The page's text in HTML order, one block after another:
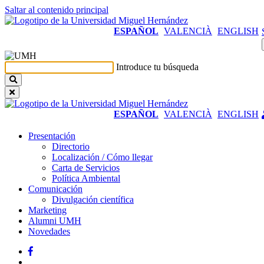
Saltar al contenido principal
ESPAÑOL VALENCIÀ ENGLISH
Introduce tu búsqueda
ESPAÑOL VALENCIÀ ENGLISH
Presentación
Presentación
Directorio
Localización / Cómo llegar
Carta de Servicios
Política Ambiental
Comunicación
Comunicación
Divulgación científica
Marketing
Alumni UMH
Novedades
Facebook